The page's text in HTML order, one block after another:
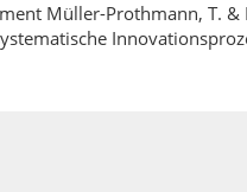
Müller-Prothmann, T. &